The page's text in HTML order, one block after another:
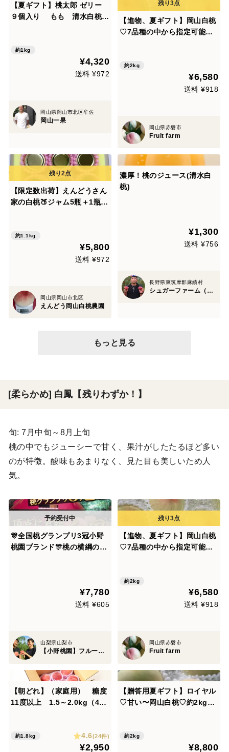
【夏ギフト】桃太郎 ゼリー
９個入り もも 清水白桃
入り！）[
約1kg
¥4,320
送料 ¥972
岡山県岡山市北区牟佐
岡山一果
【進物、夏ギフト】岡山白桃
♡7品種の中から指定可能約2
約2kg
¥6,580
送料 ¥918
岡山県赤磐市
Fruit farm
【限定数出荷】えんどうさん
家の白桃🍑ジャム5瓶＋1瓶サ
約1.1kg
¥5,800
送料 ¥972
岡山県岡山市北区
えんどう岡山白桃農園
濃厚！桃のジュース(清水白
桃)
¥1,300
送料 ¥756
長野県東筑摩郡麻績村
シュガーファーム（長野県）
もっと見る
[柔らかめ] 白鳳【残りわずか！】
旬: 7月中旬～8月上旬
桃の中でもジューシーで甘く、果汁がしたたるほど多い
のが特徴。酸味もあまりなく、見た目も美しいため人
気。
🎊全国桃グランプリ3冠小野
桃園ブランド🎊桃の横綱の異
もも🍑【朝どれ】グランプリ
受賞の実力糖度🍑【7月上旬
¥7,780
送料 ¥605
山梨県山梨市
【小野桃園】フルーツ王国山梨ブランド
【進物、夏ギフト】岡山白桃
♡7品種の中から指定可能約2
約2kg
¥6,580
送料 ¥918
岡山県赤磐市
Fruit farm
【朝どれ】（家庭用） 糖度
11度以上 1.5～2.0kg（4-8
約1.8kg 4.6(24件)
¥2,950
【贈答用夏ギフト】ロイヤル
♡甘い〜岡山白桃♡約2kg箱
約2kg
¥8,800